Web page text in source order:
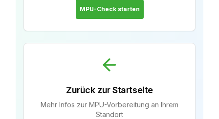
MPU-Check starten
Zurück zur Startseite
Mehr Infos zur MPU-Vorbereitung an Ihrem
Standort